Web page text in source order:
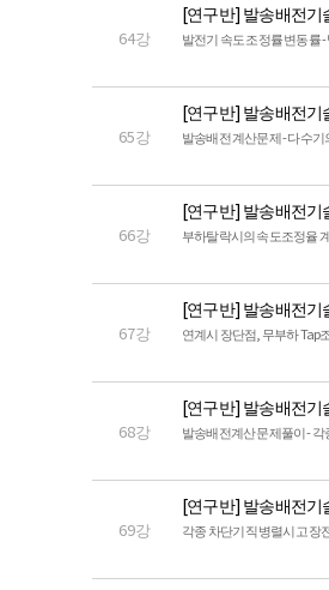
64강
[연구반] 발송배전기
발전기 속도 조정률 변동률
65강
[연구반] 발송배전기
발송배전 계산문제 - 다수
66강
[연구반] 발송배전기
부하탈락시의 속도조정율
67강
[연구반] 발송배전기
연계시 장단점, 무부하 Tap
68강
[연구반] 발송배전기
발송배전계산 문제풀이 -
69강
[연구반] 발송배전기
각종 차단기 직병렬시 고장